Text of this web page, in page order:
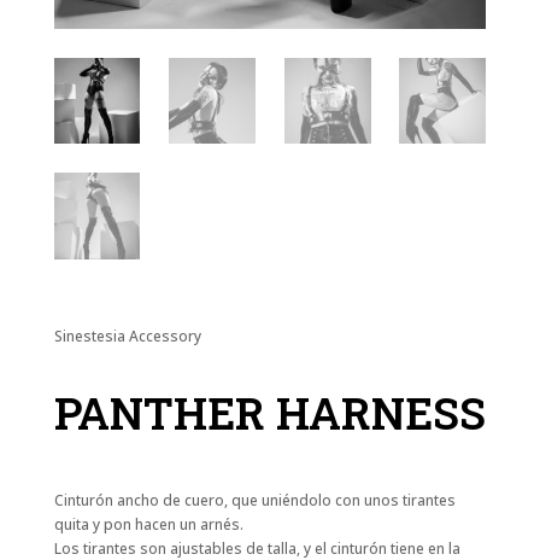
Sinestesia Accessory
PANTHER HARNESS
Cinturón ancho de cuero, que uniéndolo con unos tirantes
quita y pon hacen un arnés.
Los tirantes son ajustables de talla, y el cinturón tiene en la